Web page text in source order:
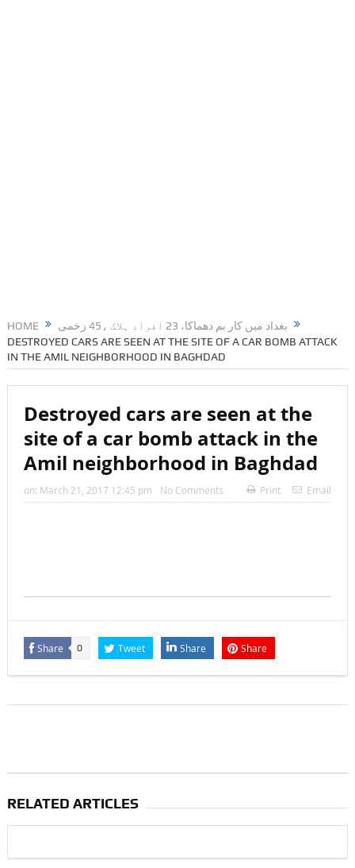
HOME
بغداد میں کار بم دھماکا، 23 افراد ہلاک ،45 زخمی
DESTROYED CARS ARE SEEN AT THE SITE OF A CAR BOMB ATTACK
IN THE AMIL NEIGHBORHOOD IN BAGHDAD
Destroyed cars are seen at the
site of a car bomb attack in the
Amil neighborhood in Baghdad
on: March 21, 2017 12:45 pm No Comments Print Email
Share 0 Tweet Share Share
RELATED ARTICLES